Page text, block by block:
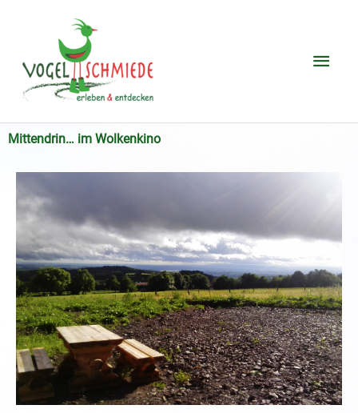
Mittendrin… im Wolkenkino